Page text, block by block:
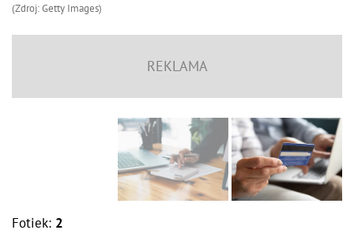
(Zdroj: Getty Images)
Fotiek: 2